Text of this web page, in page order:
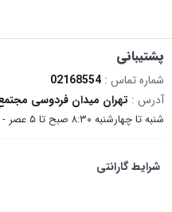
پشتیبانی
شماره تماس : 02168554
آدرس : تهران میدان فردوسی
شنبه تا چهارشنبه ۸:۳۰ صبح تا ۵ عصر - پنجشنبه ۸:۳۰ تا ۱ ظهر
شرایط گارانتی